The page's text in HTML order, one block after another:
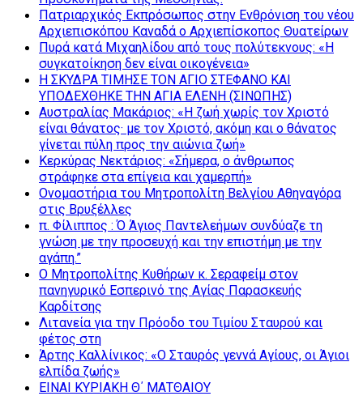
Πατριαρχικός Εκπρόσωπος στην Ενθρόνιση του νέου
Αρχιεπισκόπου Καναδά ο Αρχιεπίσκοπος Θυατείρων
Πυρά κατά Μιχαηλίδου από τους πολύτεκνους: «Η
συγκατοίκηση δεν είναι οικογένεια»
Η ΣΚΥΔΡΑ ΤΙΜΗΣΕ ΤΟΝ ΑΓΙΟ ΣΤΕΦΑΝΟ ΚΑΙ
ΥΠΟΔΕΧΘΗΚΕ ΤΗΝ ΑΓΙΑ ΕΛΕΝΗ (ΣΙΝΩΠΗΣ)
Αυστραλίας Μακάριος: «Η ζωή χωρίς τον Χριστό
είναι θάνατος· με τον Χριστό, ακόμη και ο θάνατος
γίνεται πύλη προς την αιώνια ζωή»
Κερκύρας Νεκτάριος: «Σήμερα, ο άνθρωπος
στράφηκε στα επίγεια και χαμερπή»
Ονομαστήρια του Μητροπολίτη Βελγίου Αθηναγόρα
στις Βρυξέλλες
π. Φίλιππος : Ό Άγιος Παντελεήμων συνδύαζε τη
γνώση με την προσευχή και την επιστήμη με την
αγάπη.”
Ο Μητροπολίτης Κυθήρων κ. Σεραφείμ στον
πανηγυρικό Εσπερινό της Αγίας Παρασκευής
Καρδίτσης
Λιτανεία για την Πρόοδο του Τιμίου Σταυρού και
φέτος στη
Άρτης Καλλίνικος: «Ο Σταυρός γεννά Αγίους, οι Άγιοι
ελπίδα ζωής»
ΕΙΝΑΙ ΚΥΡΙΑΚΗ Θ΄ ΜΑΤΘΑΙΟΥ